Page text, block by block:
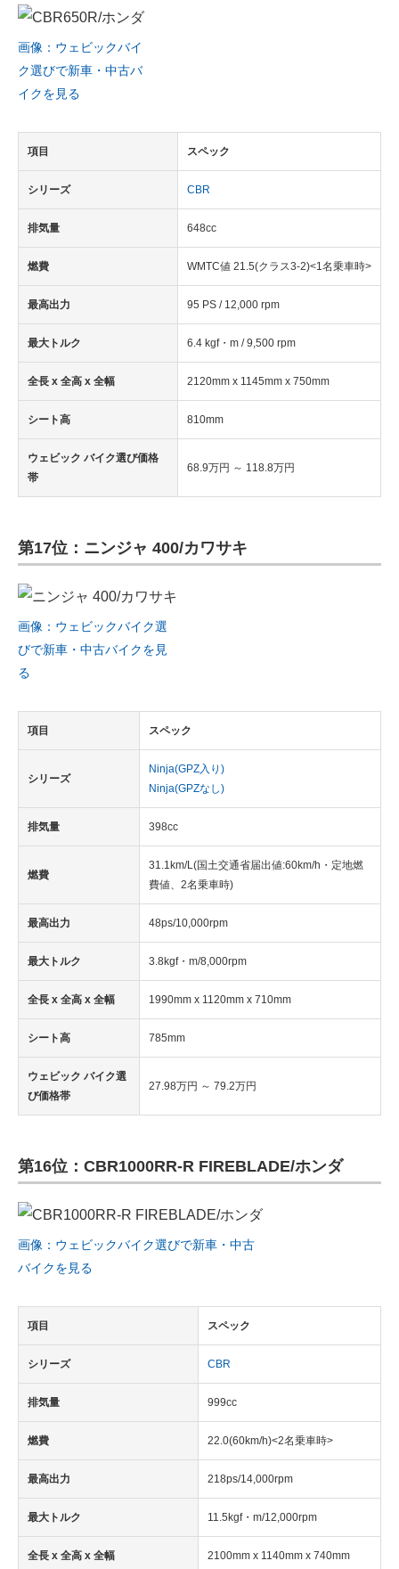
画像：ウェビックバイ
ク選びで新車・中古バ
イクを見る
項目 スペック
シリーズ CBR
排気量 648cc
燃費 WMTC値 21.5(クラス3-2)<1名乗車時>
最高出力 95 PS / 12,000 rpm
最大トルク 6.4 kgf・m / 9,500 rpm
全長 x 全高 x 全幅 2120mm x 1145mm x 750mm
シート高 810mm
ウェビック バイク選び価格
帯
68.9万円 ～ 118.8万円
第17位：ニンジャ 400/カワサキ
画像：ウェビックバイク選
びで新車・中古バイクを見
る
項目 スペック
シリーズ
Ninja(GPZ入り)
Ninja(GPZなし)
排気量 398cc
燃費
31.1km/L(国土交通省届出値:60km/h・定地燃
費値、2名乗車時)
最高出力 48ps/10,000rpm
最大トルク 3.8kgf・m/8,000rpm
全長 x 全高 x 全幅 1990mm x 1120mm x 710mm
シート高 785mm
ウェビック バイク選
び価格帯
27.98万円 ～ 79.2万円
第16位：CBR1000RR-R FIREBLADE/ホンダ
画像：ウェビックバイク選びで新車・中古
バイクを見る
項目 スペック
シリーズ CBR
排気量 999cc
燃費 22.0(60km/h)<2名乗車時>
最高出力 218ps/14,000rpm
最大トルク 11.5kgf・m/12,000rpm
全長 x 全高 x 全幅 2100mm x 1140mm x 740mm